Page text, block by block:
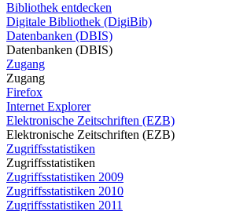
Bibliothek entdecken
Digitale Bibliothek (DigiBib)
Datenbanken (DBIS)
Datenbanken (DBIS)
Zugang
Zugang
Firefox
Internet Explorer
Elektronische Zeitschriften (EZB)
Elektronische Zeitschriften (EZB)
Zugriffsstatistiken
Zugriffsstatistiken
Zugriffsstatistiken 2009
Zugriffsstatistiken 2010
Zugriffsstatistiken 2011